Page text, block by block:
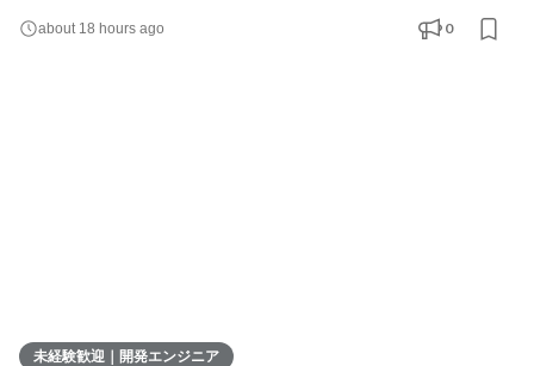
極的に募集しています。 AIを相棒に、圧倒的なスピードと品質を
実現し、最先端の技術を使いこなすエンジニアへ成長したい方を
about 18 hours ago 0
未経験歓迎｜開発エンジニア